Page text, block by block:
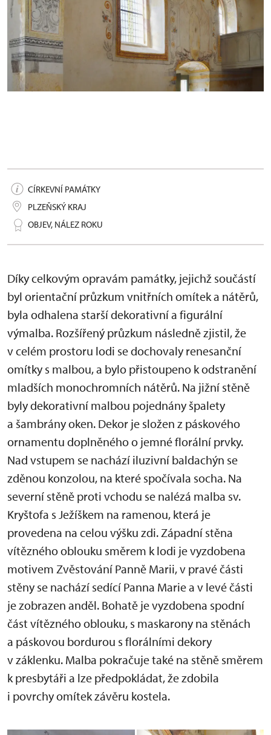
CÍRKEVNÍ PAMÁTKY
PLZEŇSKÝ KRAJ
OBJEV, NÁLEZ ROKU
Díky celkovým opravám památky, jejichž součástí
byl orientační průzkum vnitřních omítek a nátěrů,
byla odhalena starší dekorativní a figurální
výmalba. Rozšířený průzkum následně zjistil, že
v celém prostoru lodi se dochovaly renesanční
omítky s malbou, a bylo přistoupeno k odstranění
mladších monochromních nátěrů. Na jižní stěně
byly dekorativní malbou pojednány špalety
a šambrány oken. Dekor je složen z páskového
ornamentu doplněného o jemné florální prvky.
Nad vstupem se nachází iluzivní baldachýn se
zděnou konzolou, na které spočívala socha. Na
severní stěně proti vchodu se nalézá malba sv.
Kryštofa s Ježíškem na ramenou, která je
provedena na celou výšku zdi. Západní stěna
vítězného oblouku směrem k lodi je vyzdobena
motivem Zvěstování Panně Marii, v pravé části
stěny se nachází sedící Panna Marie a v levé části
je zobrazen anděl. Bohatě je vyzdobena spodní
část vítězného oblouku, s maskarony na stěnách
a páskovou bordurou s florálními dekory
v záklenku. Malba pokračuje také na stěně směrem
k presbytáři a lze předpokládat, že zdobila
i povrchy omítek závěru kostela.